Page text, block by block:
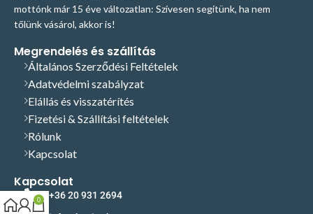
mottónk már 15 éve változatlan: Szívesen segítünk, ha nem
tőlünk vásárol, akkor is!
Megrendelés és szállítás
Általános Szerződési Feltételek
Adatvédelmi szabályzat
Elállás és visszatérítés
Fizetési & Szállítási feltételek
Rólunk
Kapcsolat
Kapcsolat
+36 20 931 2694
0